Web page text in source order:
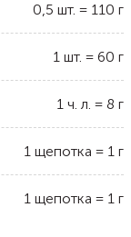
0,5 шт. = 110 г
1 шт. = 60 г
1 ч. л. = 8 г
1 щепотка = 1 г
1 щепотка = 1 г